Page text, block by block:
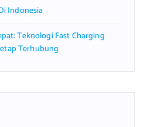
Indonesia
Teknologi Fast Charging
Terhubung